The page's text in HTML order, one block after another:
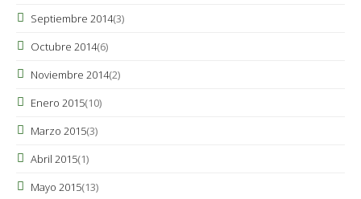
Septiembre 2014(3)
Octubre 2014(6)
Noviembre 2014(2)
Enero 2015(10)
Marzo 2015(3)
Abril 2015(1)
Mayo 2015(13)